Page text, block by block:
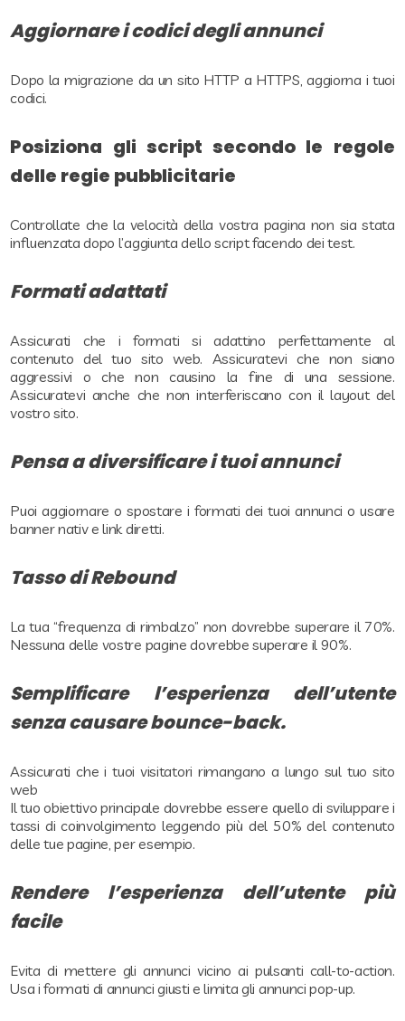
Aggiornare i codici degli annunci
Dopo la migrazione da un sito HTTP a HTTPS, aggiorna i tuoi
codici.
Posiziona gli script secondo le regole
delle regie pubblicitarie
Controllate che la velocità della vostra pagina non sia stata
influenzata dopo l’aggiunta dello script facendo dei test.
Formati adattati
Assicurati che i formati si adattino perfettamente al
contenuto del tuo sito web. Assicuratevi che non siano
aggressivi o che non causino la fine di una sessione.
Assicuratevi anche che non interferiscano con il layout del
vostro sito.
Pensa a diversificare i tuoi annunci
Puoi aggiornare o spostare i formati dei tuoi annunci o usare
banner nativ e link diretti.
Tasso di Rebound
La tua “frequenza di rimbalzo” non dovrebbe superare il 70%.
Nessuna delle vostre pagine dovrebbe superare il 90%.
Semplificare l’esperienza dell’utente
senza causare bounce-back.
Assicurati che i tuoi visitatori rimangano a lungo sul tuo sito
web
Il tuo obiettivo principale dovrebbe essere quello di sviluppare i
tassi di coinvolgimento leggendo più del 50% del contenuto
delle tue pagine, per esempio.
Rendere l’esperienza dell’utente più
facile
Evita di mettere gli annunci vicino ai pulsanti call-to-action.
Usa i formati di annunci giusti e limita gli annunci pop-up.